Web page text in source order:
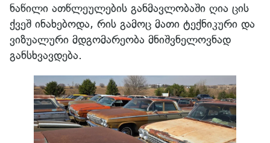
ნაწილი ათწლეულების განმავლობაში ღია ცის
ქვეშ ინახებოდა, რის გამოც მათი ტექნიკური და
ვიზუალური მდგომარეობა მნიშვნელოვნად
განსხვავდება.